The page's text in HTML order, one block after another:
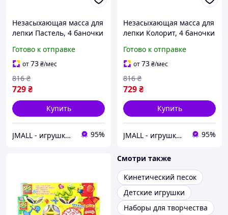
Незасыхающая масса для
лепки Пастель, 4 баночки
Готово к отправке
от73₴/мес
729₴
816 ₴
Купить
JMALL - игрушки и товары для детей 95%
Незасыхающая масса для
лепки Колорит, 4 баночки
Готово к отправке
от73₴/мес
729₴
816 ₴
Купить
JMALL - игрушки и товары для детей 95%
Смотри также
Кинетический песок
Детские игрушки
Наборы для творчества